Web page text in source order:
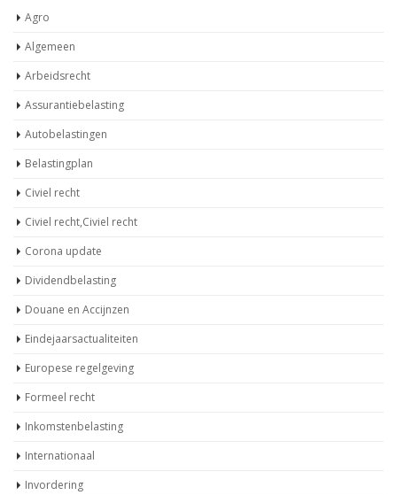
Agro
Algemeen
Arbeidsrecht
Assurantiebelasting
Autobelastingen
Belastingplan
Civiel recht
Civiel recht,Civiel recht
Corona update
Dividendbelasting
Douane en Accijnzen
Eindejaarsactualiteiten
Europese regelgeving
Formeel recht
Inkomstenbelasting
Internationaal
Invordering